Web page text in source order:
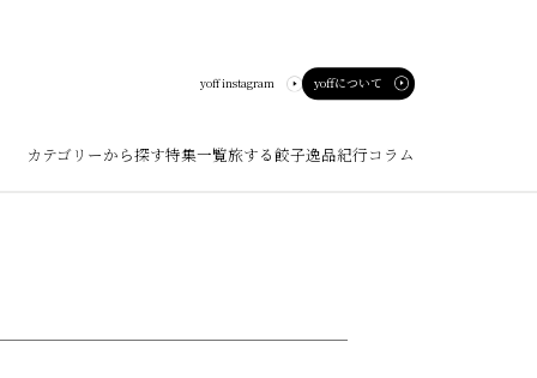
yoff instagram yoffについて
カテゴリーから探す特集一覧旅する餃子逸品紀行コラム